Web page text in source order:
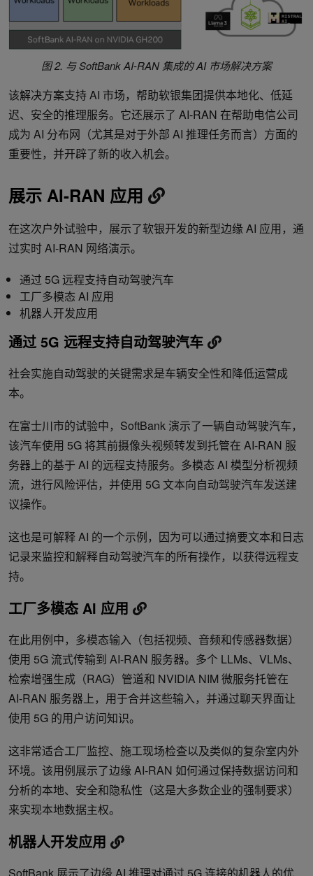
图 2. 与 SoftBank AI-RAN 集成的 AI 市场解决方案
该解决方案支持 AI 市场，帮助软银集团提供本地化、低延
迟、安全的推理服务。它还展示了 AI-RAN 在帮助电信公司
成为 AI 分布网（尤其是对于外部 AI 推理任务而言）方面的
重要性，并开辟了新的收入机会。
展示 AI-RAN 应用
在这次户外试验中，展示了软银开发的新型边缘 AI 应用，通
过实时 AI-RAN 网络演示。
通过 5G 远程支持自动驾驶汽车
工厂多模态 AI 应用
机器人开发应用
通过 5G 远程支持自动驾驶汽车
社会实施自动驾驶的关键需求是车辆安全性和降低运营成
本。
在富士川市的试验中，SoftBank 演示了一辆自动驾驶汽车，
该汽车使用 5G 将其前摄像头视频转发到托管在 AI-RAN 服
务器上的基于 AI 的远程支持服务。多模态 AI 模型分析视频
流，进行风险评估，并使用 5G 文本向自动驾驶汽车发送建
议操作。
这也是可解释 AI 的一个示例，因为可以通过摘要文本和日志
记录来监控和解释自动驾驶汽车的所有操作，以获得远程支
持。
工厂多模态 AI 应用
在此用例中，多模态输入（包括视频、音频和传感器数据）
使用 5G 流式传输到 AI-RAN 服务器。多个 LLMs、VLMs、
检索增强生成（RAG）管道和 NVIDIA NIM 微服务托管在
AI-RAN 服务器上，用于合并这些输入，并通过聊天界面让
使用 5G 的用户访问知识。
这非常适合工厂监控、施工现场检查以及类似的复杂室内外
环境。该用例展示了边缘 AI-RAN 如何通过保持数据访问和
分析的本地、安全和隐私性（这是大多数企业的强制要求）
来实现本地数据主权。
机器人开发应用
SoftBank 展示了边缘 AI 推理对通过 5G 连接的机器人的优